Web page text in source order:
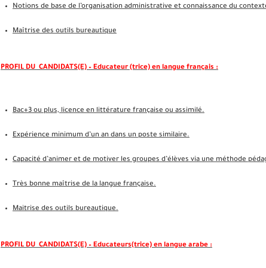
Notions de base de l’organisation administrative et connaissance du
Maîtrise des outils bureautique
PROFIL DU CANDIDATS(E) – Educateur (trice) en langue français :
Bac+3 ou plus, licence en littérature française ou assimilé.
Expérience minimum d’un an dans un poste similaire.
Capacité d’animer et de motiver les groupes d’élèves via une méthode
Très bonne maîtrise de la langue française.
Maitrise des outils bureautique.
PROFIL DU CANDIDATS(E) – Educateurs(trice) en langue arabe :